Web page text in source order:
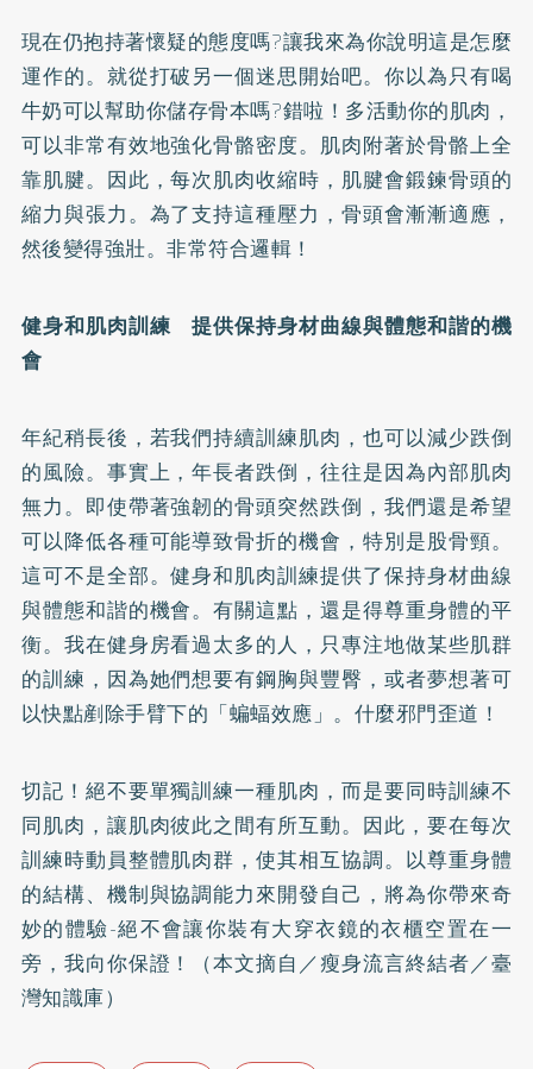
現在仍抱持著懷疑的態度嗎?讓我來為你說明這是怎麼
運作的。就從打破另一個迷思開始吧。你以為只有喝
牛奶可以幫助你儲存骨本嗎?錯啦！多活動你的肌肉，
可以非常有效地強化骨骼密度。肌肉附著於骨骼上全
靠肌腱。因此，每次肌肉收縮時，肌腱會鍛鍊骨頭的
縮力與張力。為了支持這種壓力，骨頭會漸漸適應，
然後變得強壯。非常符合邏輯！
健身和肌肉訓練 提供保持身材曲線與體態和諧的機
會
年紀稍長後，若我們持續訓練肌肉，也可以減少跌倒
的風險。事實上，年長者跌倒，往往是因為內部肌肉
無力。即使帶著強韌的骨頭突然跌倒，我們還是希望
可以降低各種可能導致骨折的機會，特別是股骨頸。
這可不是全部。健身和肌肉訓練提供了保持身材曲線
與體態和諧的機會。有關這點，還是得尊重身體的平
衡。我在健身房看過太多的人，只專注地做某些肌群
的訓練，因為她們想要有鋼胸與豐臀，或者夢想著可
以快點剷除手臂下的「蝙蝠效應」。什麼邪門歪道！
切記！絕不要單獨訓練一種肌肉，而是要同時訓練不
同肌肉，讓肌肉彼此之間有所互動。因此，要在每次
訓練時動員整體肌肉群，使其相互協調。以尊重身體
的結構、機制與協調能力來開發自己，將為你帶來奇
妙的體驗-絕不會讓你裝有大穿衣鏡的衣櫃空置在一
旁，我向你保證！（本文摘自／瘦身流言終結者／臺
灣知識庫）